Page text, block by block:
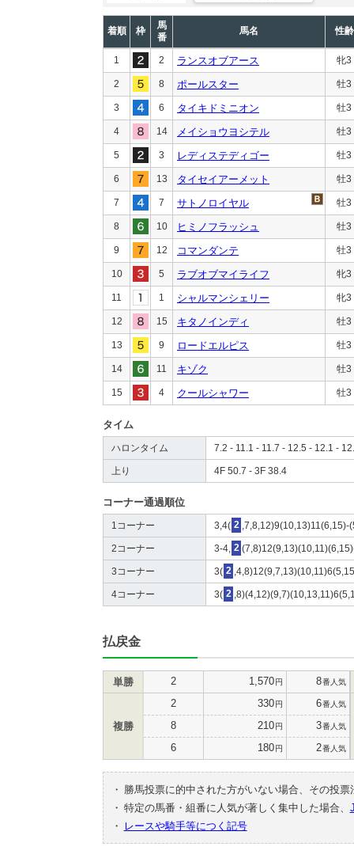
着順 枠
馬
番
馬名 性齢
1 2 ランスオブアース 牝3
2 8 ポールスター 牡3
3 6 タイキドミニオン 牡3
4 14 メイショウヨシテル 牡3
5 3 レディステディゴー 牡3
6 13 タイセイアーメット 牡3
7 7 サトノロイヤル 牡3
8 10 ヒミノフラッシュ 牡3
9 12 コマンダンテ 牡3
10 5 ラブオブマイライフ 牝3
11 1 シャルマンシェリー 牝3
12 15 キタノインディ 牡3
13 9 ロードエルピス 牡3
14 11 キゾク 牡3
15 4 クールシャワー 牡3
タイム
ハロンタイム 7.2 - 11.1 - 11.7 - 12.5 - 12.1 -
上り 4F 50.7 - 3F 38.4
コーナー通過順位
1コーナー 3,4( 2 ,7,8,12)9(10,13)11(6,15)-
2コーナー 3-4, 2
3コーナー 3( 2
4コーナー 3( 2
払戻金
単勝 2 1,570円 8番人気
複勝
2 330円 6番人気
8 210円 3番人気
6 180円 2番人気
・
勝馬投票に的中された方がいない場合、その投
・ 特定の馬番・組番に人気が著しく集中した場合、
・
レースや騎手等につく記号